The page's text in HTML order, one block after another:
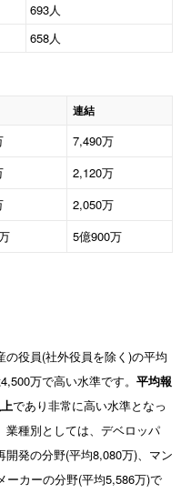
693人
658人
連結
7,490万
2,120万
2,050万
5億900万
の役員(社外役員を除く)の平均
万で高い水準です。 平均報
であり非常に高い水準となっ
業種別としては、デベロッパ
開発の分野(平均8,080万)、マン
ーカーの分野(平均5,586万)で